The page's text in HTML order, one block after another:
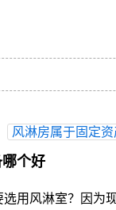
风淋房属于固定
个好
选用风淋室？因为